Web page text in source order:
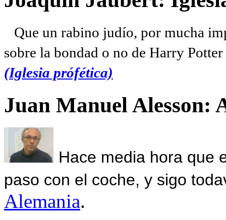
Que un rabino judío, por mucha
sobre la bondad o no de Harry
(Iglesia prófética)
Juan Manuel Alesson:
Hace media hora que
paso con el coche, y sigo
Alemania.